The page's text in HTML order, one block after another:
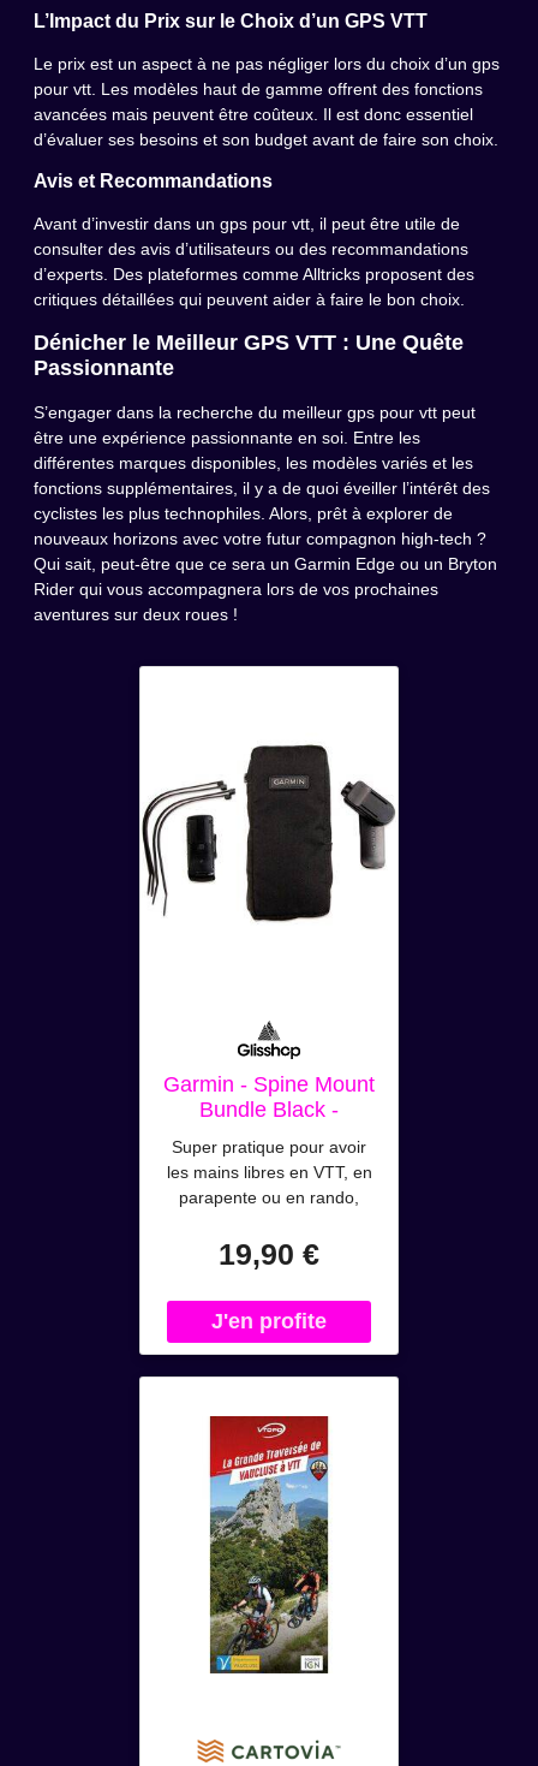
L’Impact du Prix sur le Choix d’un GPS VTT
Le prix est un aspect à ne pas négliger lors du choix d’un gps
pour vtt. Les modèles haut de gamme offrent des fonctions
avancées mais peuvent être coûteux. Il est donc essentiel
d’évaluer ses besoins et son budget avant de faire son choix.
Avis et Recommandations
Avant d’investir dans un gps pour vtt, il peut être utile de
consulter des avis d’utilisateurs ou des recommandations
d’experts. Des plateformes comme Alltricks proposent des
critiques détaillées qui peuvent aider à faire le bon choix.
Dénicher le Meilleur GPS VTT : Une Quête
Passionnante
S’engager dans la recherche du meilleur gps pour vtt peut
être une expérience passionnante en soi. Entre les
différentes marques disponibles, les modèles variés et les
fonctions supplémentaires, il y a de quoi éveiller l’intérêt des
cyclistes les plus technophiles. Alors, prêt à explorer de
nouveaux horizons avec votre futur compagnon high-tech ?
Qui sait, peut-être que ce sera un Garmin Edge ou un Bryton
Rider qui vous accompagnera lors de vos prochaines
aventures sur deux roues !
Garmin - Spine Mount
Bundle Black -
Accessoire GPS
Super pratique pour avoir
les mains libres en VTT, en
parapente ou en rando,
Outdoor Mount Bundle with
Carrying Case de chez
Garmin est très facile à
mettre en place
19,90 €